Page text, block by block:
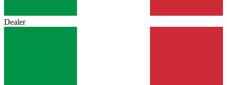
Dealer